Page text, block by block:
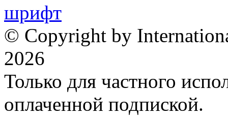
© Copyright by
2026
Только для частного
оплаченной подпиской.